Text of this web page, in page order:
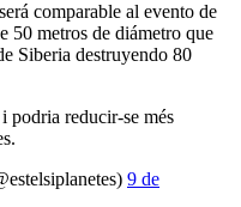
comparable al evento de
50 metros de diámetro que
Siberia destruyendo 80
reducir-se més
9 de